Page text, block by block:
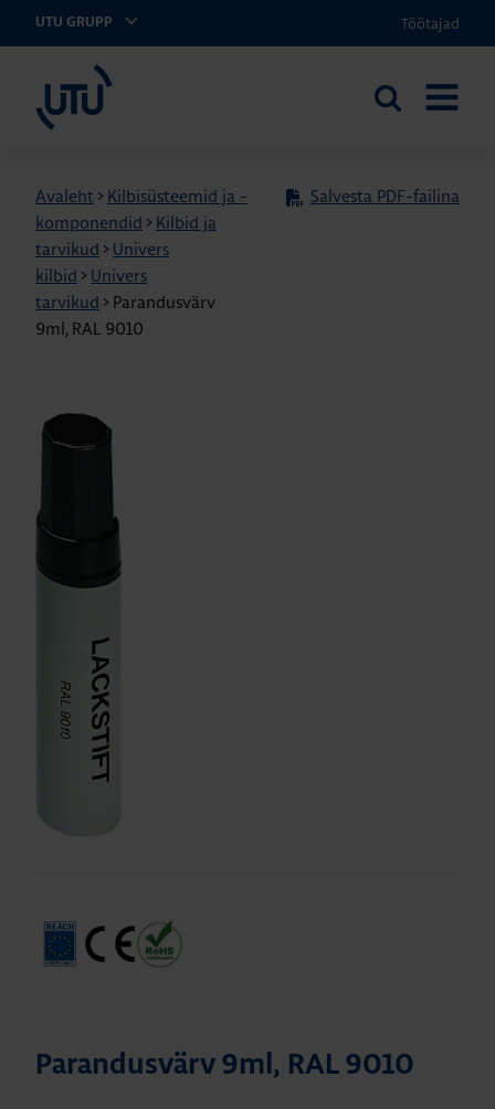
UTU GRUPP Töötajad
Otsi
Avaleht > Kilbisüsteemid ja -
komponendid > Kilbid ja
tarvikud > Univers
kilbid > Univers
tarvikud > Parandusvärv
9ml, RAL 9010
Salvesta PDF-failina
Parandusvärv 9ml, RAL 9010